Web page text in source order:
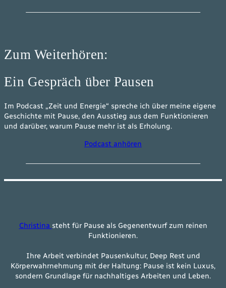
Zum Weiterhören:
Ein Gespräch über Pausen
Im Podcast „Zeit und Energie“ spreche ich über meine eigene
Geschichte mit Pause, den Ausstieg aus dem Funktionieren
und darüber, warum Pause mehr ist als Erholung.
Podcast anhören
Christina steht für Pause als Gegenentwurf zum reinen
Funktionieren.
Ihre Arbeit verbindet Pausenkultur, Deep Rest und
Körperwahrnehmung mit der Haltung: Pause ist kein Luxus,
sondern Grundlage für nachhaltiges Arbeiten und Leben.